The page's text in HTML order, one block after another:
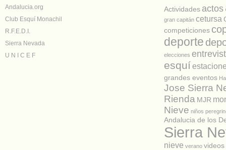
Andalucia.org
Club Esquí Monachil
R.F.E.D.I.
Sierra Nevada
U N I C E F
Actividades actos
gran capitán cetursa
competiciones
deporte
elecciones
esquí
grandes eventos
Jose Sierra
Rienda MJR
Nieve niños
Andalucia de los
Sierra
nieve verano videos